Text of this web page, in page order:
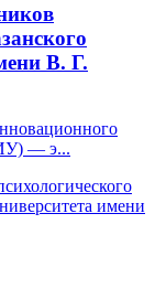
В. Г.
— э...